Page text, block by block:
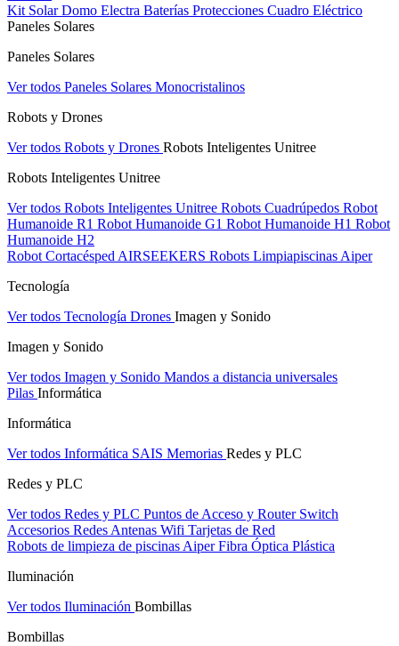
Kit Solar Domo Electra Baterías Protecciones Cuadro Eléctrico
Paneles Solares
Paneles Solares
Ver todos Paneles Solares Monocristalinos
Robots y Drones
Ver todos Robots y Drones Robots Inteligentes Unitree
Robots Inteligentes Unitree
Ver todos Robots Inteligentes Unitree Robots Cuadrúpedos Robot
Humanoide R1 Robot Humanoide G1 Robot Humanoide H1 Robot
Humanoide H2
Robot Cortacésped AIRSEEKERS Robots Limpiapiscinas Aiper
Tecnología
Ver todos Tecnología Drones Imagen y Sonido
Imagen y Sonido
Ver todos Imagen y Sonido Mandos a distancia universales
Pilas Informática
Informática
Ver todos Informática SAIS Memorias Redes y PLC
Redes y PLC
Ver todos Redes y PLC Puntos de Acceso y Router Switch
Accesorios Redes Antenas Wifi Tarjetas de Red
Robots de limpieza de piscinas AiperFibra Óptica Plástica
Iluminación
Ver todos Iluminación Bombillas
Bombillas